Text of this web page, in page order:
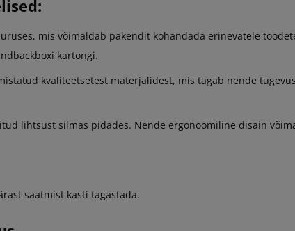
mis võimaldab pakendit kohandada erinevatele
kartongi.
kvaliteetsetest materjalidest, mis tagab nende
lihtsust silmas pidades. Nende ergonoomiline disain
saatmist kasti tagastada.